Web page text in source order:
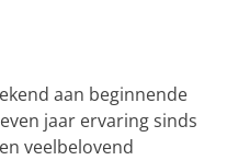
aan beginnende
jaar ervaring sinds
veelbelovend